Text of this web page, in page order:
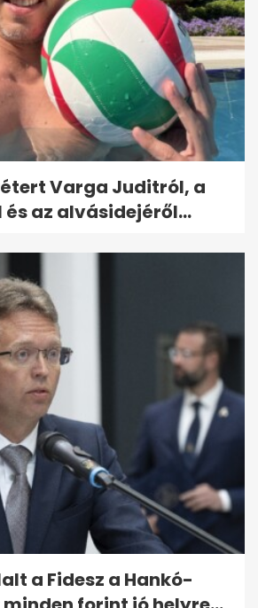
Varga Juditról, a
az alvásidejéről...
a Fidesz a Hankó-